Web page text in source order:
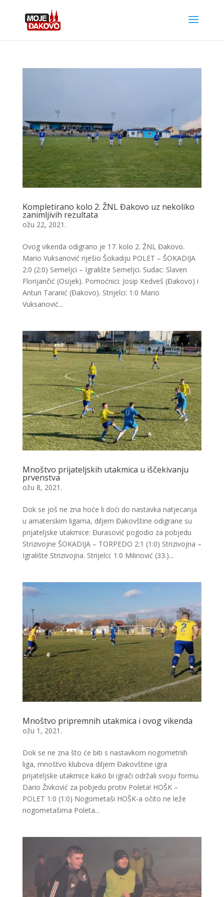
Kompletirano kolo 2. ŽNL Đakovo uz nekoliko
zanimljivih rezultata
ožu 22, 2021.
Ovog vikenda odigrano je 17. kolo 2. ŽNL Đakovo.
Mario Vuksanović riješio Šokadiju POLET – ŠOKADIJA
2:0 (2:0) Semeljci – Igralište Semeljci. Sudac: Slaven
Florijančić (Osijek). Pomoćnici: Josip Kedveš (Đakovo) i
Antun Taranić (Đakovo). Strijelci: 1:0 Mario
Vuksanović...
Mnoštvo prijateljskih utakmica u iščekivanju
prvenstva
ožu 8, 2021.
Dok se još ne zna hoće li doći do nastavka natjecanja
u amaterskim ligama, diljem Đakovštine odigrane su
prijateljske utakmice: Đurasović pogodio za pobjedu
Strizivojne ŠOKADIJA – TORPEDO 2:1 (1:0) Strizivojna –
Igralište Strizivojna. Strijelci: 1:0 Milinović (33.)...
Mnoštvo pripremnih utakmica i ovog vikenda
ožu 1, 2021.
Dok se ne zna što će biti s nastavkom nogometnih
liga, mnoštvo klubova diljem Đakovštine igra
prijateljske utakmice kako bi igrači održali svoju formu.
Dario Živković za pobjedu protiv Poleta! HOŠK –
POLET 1:0 (1:0) Nogometaši HOŠK-a očito ne leže
nogometašima Poleta...